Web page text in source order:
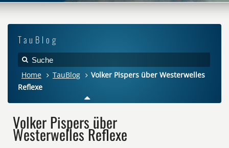
TauBlog
Home TauBlog
Volker Pispers über Westerwelles
Reflexe
Volker Pispers über
Westerwelles Reflexe